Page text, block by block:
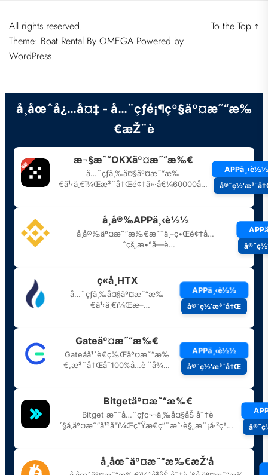
All rights reserved.
Theme: Boat Rental By OMEGA Powered by
WordPress.
To the Top ↑